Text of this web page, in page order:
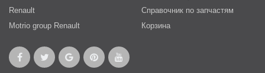
Renault
Motrio group Renault
Справочник по запчастям
Корзина